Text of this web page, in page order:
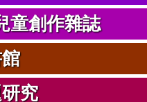
童創作雜誌
究